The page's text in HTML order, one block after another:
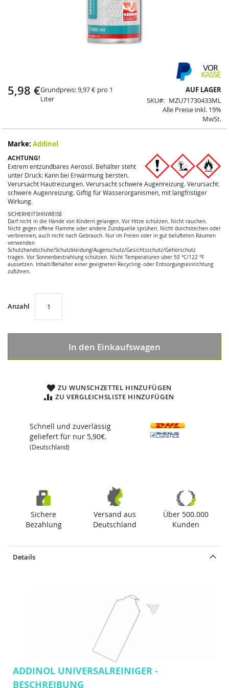
5,98 €Grundpreis: 9,97 € pro 1
Liter
AUF LAGER
SKU
MZU71730433ML
Alle Preise inkl. 19%
MwSt.
Marke: Addinol
ACHTUNG!
Extrem entzündbares Aerosol. Behälter steht
unter Druck: Kann bei Erwärmung bersten.
Verursacht Hautreizungen. Verursacht schwere Augenreizung. Verursacht
schwere Augenreizung. Giftig für Wasserorganismen, mit langfristiger
Wirkung.
SICHERHEITSHINWEISE
Darf nicht in die Hände von Kindern gelangen. Vor Hitze schützen. Nicht rauchen.
Nicht gegen offene Flamme oder andere Zündquelle sprühen. Nicht durchstechen oder
verbrennen, auch nicht nach Gebrauch. Nur im Freien oder in gut belüfteten Räumen
verwenden
Schutzhandschuhe/Schutzkleidung/Augenschutz/Gesichtsschutz/Gehörschutz
tragen. Vor Sonnenbestrahlung schützen. Nicht Temperaturen über 50 °C/122 °F
aussetzen. Inhalt/Behälter einer geeigneten Recycling- oder Entsorgungseinrichtung
zuführen.
Anzahl
In den Einkaufswagen
ZU WUNSCHZETTEL HINZUFÜGEN
ZU VERGLEICHSLISTE HINZUFÜGEN
Schnell und zuverlässig
geliefert für nur 5,90€.
(Deutschland)
Sichere
Bezahlung
Versand aus
Deutschland
Über 500.000
Kunden
der
Bildergalerie
Details
ADDINOL UNIVERSALREINIGER -
BESCHREIBUNG